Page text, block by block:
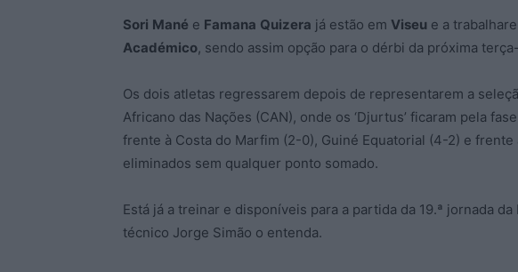
Sori Mané e Famana Quizera já estão em Viseu e a
Académico, sendo assim opção para o dérbi da próxima
Os dois atletas regressarem depois de representarem a
Africano das Nações (CAN), onde os ‘Djurtus’ ficaram pela
frente à Costa do Marfim (2-0), Guiné Equatorial (4-2) e frente
eliminados sem qualquer ponto somado.
Está já a treinar e disponíveis para a partida da 19.ª jornada
técnico Jorge Simão o entenda.